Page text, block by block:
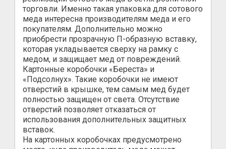
торговли. Именно такая упаковка для сотового
меда интересна производителям меда и его
покупателям. Дополнительно можно
приобрести прозрачную П-образную вставку,
которая укладывается сверху на рамку с
медом, и защищает мед от повреждений.
Картонные коробочки «Береста» и
«Подсолнух». Такие коробочки не имеют
отверстий в крышке, тем самым мед будет
полностью защищен от света. Отсутствие
отверстий позволяет отказаться от
использования дополнительных защитных
вставок.
На картонных коробочках предусмотрено